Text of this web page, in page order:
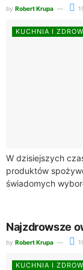
by Robert Krupa
KUCHNIA I
W dzisiejszych
produktów
świadomych
Najzdrowsze
by Robert Krupa
KUCHNIA I